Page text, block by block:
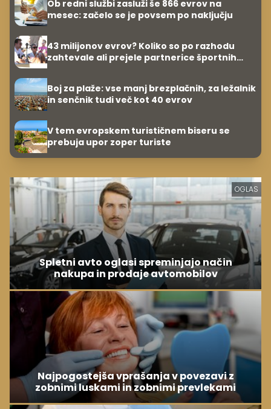
Ob redni službi zasluži še 866 evrov na
mesec: začelo se je povsem po naključju
43 milijonov evrov? Koliko so po razhodu
zahtevale ali prejele partnerice športnih
Boj za plaže: vse manj brezplačnih, za ležalnik
in senčnik tudi več kot 40 evrov
V tem evropskem turističnem biseru se
prebuja upor zoper turiste
OGLAS
Spletni avto oglasi spreminjajo način
nakupa in prodaje avtomobilov
Najpogostejša vprašanja v povezavi z
zobnimi luskami in zobnimi prevlekami